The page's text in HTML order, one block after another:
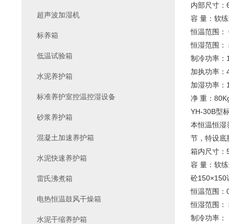
内部尺寸
容 量：软
恒温范围
恒湿范围：
制冷功率：
加执功率：
加湿功率：
净 重：
YH-30B型
本恒温恒湿
节，特设底
箱内尺寸
容 量：软
砼150×150
恒温范围
恒湿范围：
制冷功率：
超声波加湿机
标养箱
低温试验箱
水泥养护箱
标准养护室控温控湿设备
砂浆养护箱
混凝土加速养护箱
水泥快速养护箱
雷氏沸煮箱
电热恒温鼓风干燥箱
水泥干缩养护箱